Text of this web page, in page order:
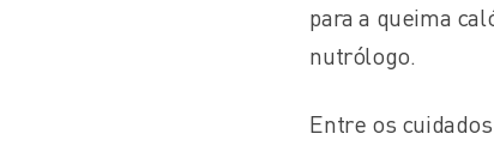
para a queima
nutrólogo.
Entre os